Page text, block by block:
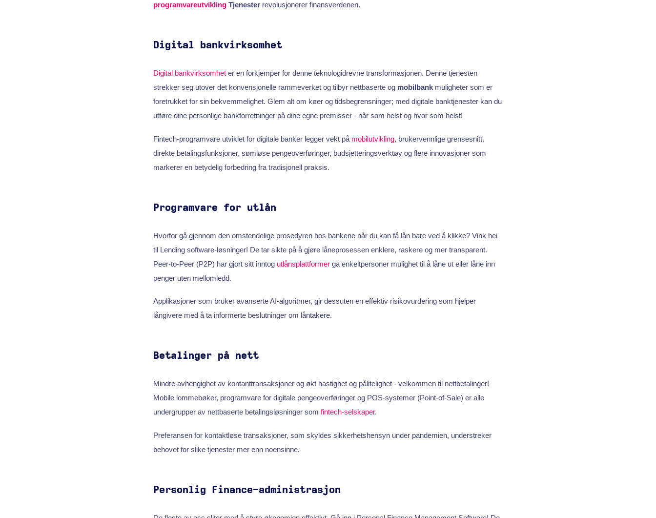
programvareutviklingTjenesterrevolusjonerer finansverdenen.
Digital bankvirksomhet
Digital bankvirksomheter en forkjemper for denne teknologidrevne transformasjonen. Denne tjenesten
strekker seg utover det konvensjonelle rammeverket og tilbyr nettbaserte og mobilbankmuligheter som er
foretrukket for sin bekvemmelighet. Glem alt om køer og tidsbegrensninger; med digitale banktjenester kan du
utføre dine personlige bankforretninger på dine egne premisser - når som helst og hvor som helst!
Fintech-programvare utviklet for digitale banker legger vekt på mobilutvikling, brukervennlige grensesnitt,
direkte betalingsfunksjoner, sømløse pengeoverføringer, budsjetteringsverktøy og flere innovasjoner som
markerer en betydelig forbedring fra tradisjonell praksis.
Programvare for utlån
Hvorfor gå gjennom den omstendelige prosedyren hos bankene når du kan få lån bare ved å klikke? Vink hei
til Lending software-løsninger! De tar sikte på å gjøre låneprosessen enklere, raskere og mer transparent.
Peer-to-Peer (P2P) har gjort sitt inntog utlånsplattformerga enkeltpersoner mulighet til å låne ut eller låne inn
penger uten mellomledd.
Applikasjoner som bruker avanserte AI-algoritmer, gir dessuten en effektiv risikovurdering som hjelper
långivere med å ta informerte beslutninger om låntakere.
Betalinger på nett
Mindre avhengighet av kontanttransaksjoner og økt hastighet og pålitelighet - velkommen til nettbetalinger!
Mobile lommebøker, programvare for digitale pengeoverføringer og POS-systemer (Point-of-Sale) er alle
undergrupper av nettbaserte betalingsløsninger som fintech-selskaper.
Preferansen for kontaktløse transaksjoner, som skyldes sikkerhetshensyn under pandemien, understreker
behovet for slike tjenester mer enn noensinne.
Personlig Finance-administrasjon